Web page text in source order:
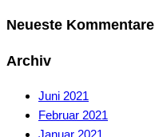
Neueste Kommentare
Archiv
Juni 2021
Februar 2021
Januar 2021